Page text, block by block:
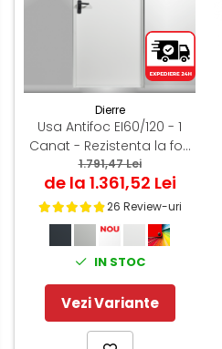
Dierre
Usa Antifoc EI60/120 - 1
Canat - Rezistenta la foc
60 /120 min - Montaj
Interior
1.791,47 Lei
de la 1.361,52 Lei
26 Review-uri
IN STOC
Vezi Variante